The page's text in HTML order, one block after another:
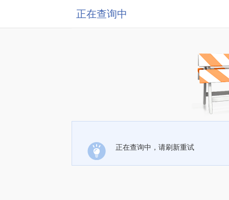
正在查询中
正在查询中，请刷新重试